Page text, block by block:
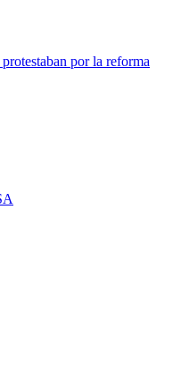
por la reforma